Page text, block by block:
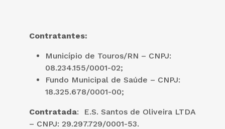
Contratantes:
Município de Touros/RN – CNPJ:
08.234.155/0001-02;
Fundo Municipal de Saúde – CNPJ:
18.325.678/0001-00;
Contratada: E.S. Santos de Oliveira LTDA
– CNPJ: 29.297.729/0001-53.